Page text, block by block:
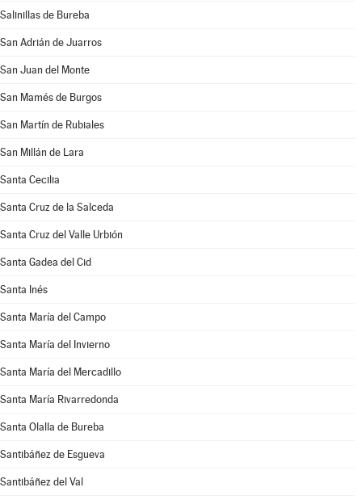
Salinillas de Bureba
San Adrián de Juarros
San Juan del Monte
San Mamés de Burgos
San Martín de Rubiales
San Millán de Lara
Santa Cecilia
Santa Cruz de la Salceda
Santa Cruz del Valle Urbión
Santa Gadea del Cid
Santa Inés
Santa María del Campo
Santa María del Invierno
Santa María del Mercadillo
Santa María Rivarredonda
Santa Olalla de Bureba
Santibáñez de Esgueva
Santibáñez del Val